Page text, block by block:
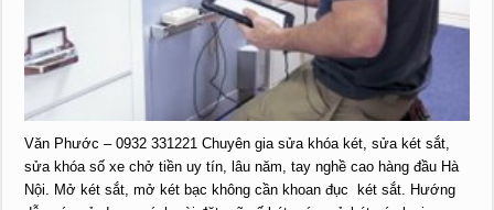
Văn Phước – 0932 331221 Chuyên gia sửa khóa két, sửa két sắt,
sửa khóa số xe chở tiền uy tín, lâu năm, tay nghề cao hàng đầu Hà
Nội. Mở két sắt, mở két bạc không cần khoan đục két sắt. Hướng